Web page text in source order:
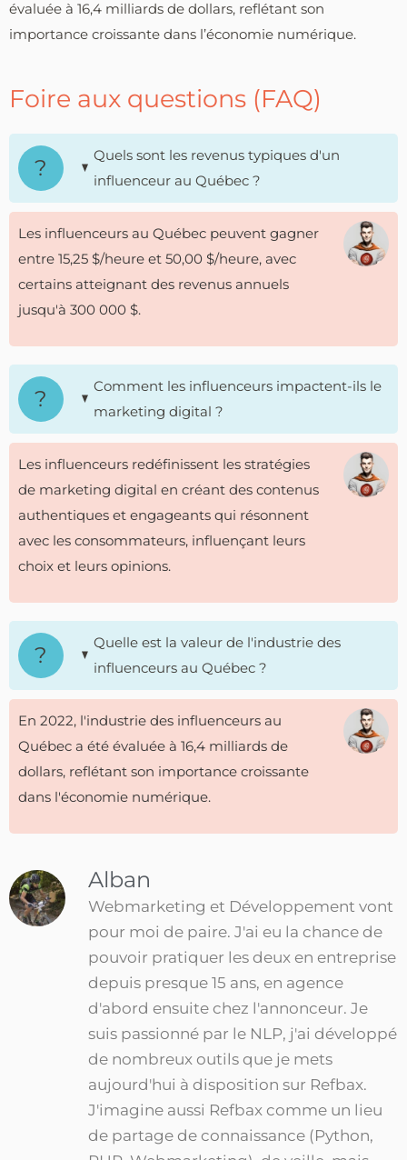
évaluée à 16,4 milliards de dollars, reflétant son
importance croissante dans l’économie numérique.
Foire aux questions (FAQ)
Quels sont les revenus typiques d'un
influenceur au Québec ?
Les influenceurs au Québec peuvent gagner
entre 15,25 $/heure et 50,00 $/heure, avec
certains atteignant des revenus annuels
jusqu'à 300 000 $.
Comment les influenceurs impactent-ils le
marketing digital ?
Les influenceurs redéfinissent les stratégies
de marketing digital en créant des contenus
authentiques et engageants qui résonnent
avec les consommateurs, influençant leurs
choix et leurs opinions.
Quelle est la valeur de l'industrie des
influenceurs au Québec ?
En 2022, l'industrie des influenceurs au
Québec a été évaluée à 16,4 milliards de
dollars, reflétant son importance croissante
dans l'économie numérique.
Alban
Webmarketing et Développement vont
pour moi de paire. J'ai eu la chance de
pouvoir pratiquer les deux en entreprise
depuis presque 15 ans, en agence
d'abord ensuite chez l'annonceur. Je
suis passionné par le NLP, j'ai développé
de nombreux outils que je mets
aujourd'hui à disposition sur Refbax.
J'imagine aussi Refbax comme un lieu
de partage de connaissance (Python,